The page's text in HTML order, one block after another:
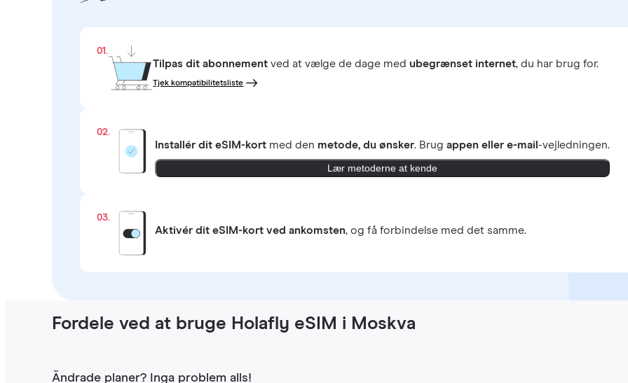
01.
Tilpas dit abonnement ved at vælge de dage med ubegrænset internet, du har brug for.
Tjek kompatibilitetsliste
02.
Installér dit eSIM-kort med den metode, du ønsker. Brugappen eller e-mail-vejledningen.
Lær metoderne at kende
03.
Aktivér dit eSIM-kort ved ankomsten, og få forbindelse med det samme.
Fordele ved at bruge Holafly eSIM i Moskva
Ändrade planer? Inga problem alls!